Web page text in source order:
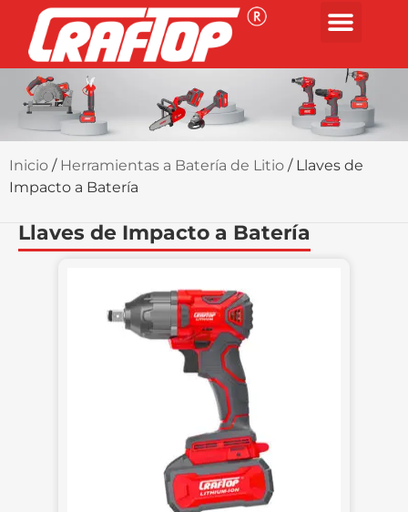
Inicio / Herramientas a Batería de Litio / Llaves de
Impacto a Batería
Llaves de Impacto a Batería